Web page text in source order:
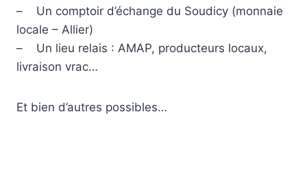
– Un comptoir d’échange du Soudicy (monnaie
locale – Allier)
– Un lieu relais : AMAP, producteurs locaux,
livraison vrac…
Et bien d’autres possibles…